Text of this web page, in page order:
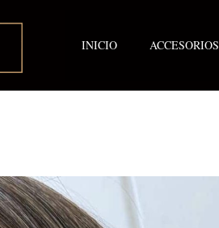
INICIO
ACCESORIOS